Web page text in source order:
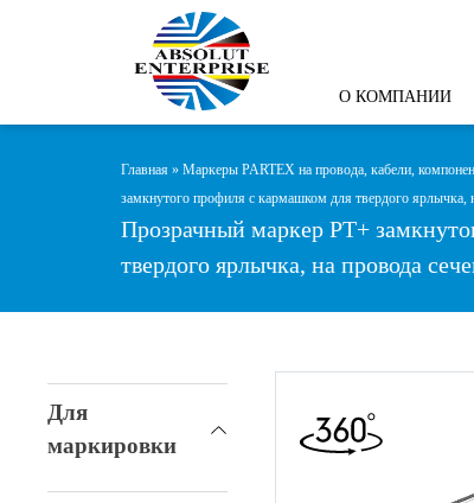
О КОМПАНИИ
Главная » Маркеры PARTEX на провода, кабели,
замкнутого профиля с кармашком для твердого ярлычка,
Прозрачный маркер PT+
твердого ярлычка, на провода
Для
маркировки